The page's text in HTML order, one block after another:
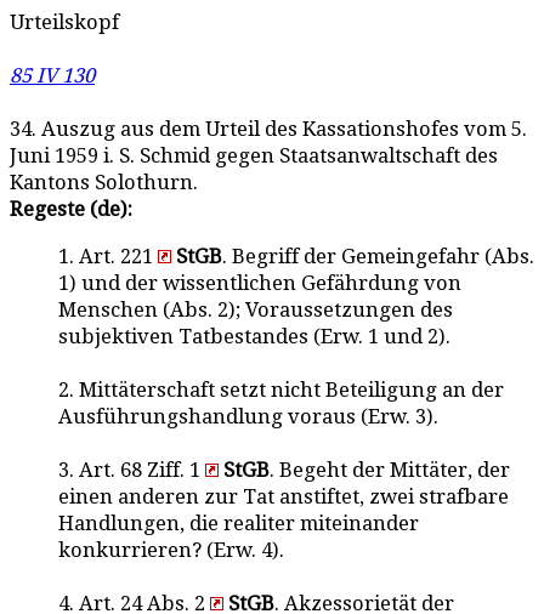
Urteilskopf
85 IV 130
34. Auszug aus dem Urteil des Kassationshofes vom 5.
Juni 1959 i. S. Schmid gegen Staatsanwaltschaft des
Kantons Solothurn.
Regeste (de):
1. Art. 221 StGB. Begriff der Gemeingefahr (Abs.
1) und der wissentlichen Gefährdung von
Menschen (Abs. 2); Voraussetzungen des
subjektiven Tatbestandes (Erw. 1 und 2).
2. Mittäterschaft setzt nicht Beteiligung an der
Ausführungshandlung voraus (Erw. 3).
3. Art. 68 Ziff. 1 StGB. Begeht der Mittäter, der
einen anderen zur Tat anstiftet, zwei strafbare
Handlungen, die realiter miteinander
konkurrieren? (Erw. 4).
4. Art. 24 Abs. 2 StGB. Akzessorietät der